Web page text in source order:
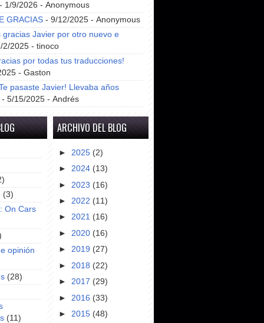
1/9/2026 - Anonymous
GRACIAS - 9/12/2025 - Anonymous
gracias Javier por otro nuevo e
2025 - tinoco
por todas tus traducciones!
- Gaston
pasaste Javier! Llevaba años
- 5/15/2025 - Andrés
(3)
On Cars
opinión
(28)
(11)
ARCHIVO DEL BLOG
► 2025 (2)
► 2024 (13)
► 2023 (16)
► 2022 (11)
► 2021 (16)
► 2020 (16)
► 2019 (27)
► 2018 (22)
► 2017 (29)
► 2016 (33)
► 2015 (48)